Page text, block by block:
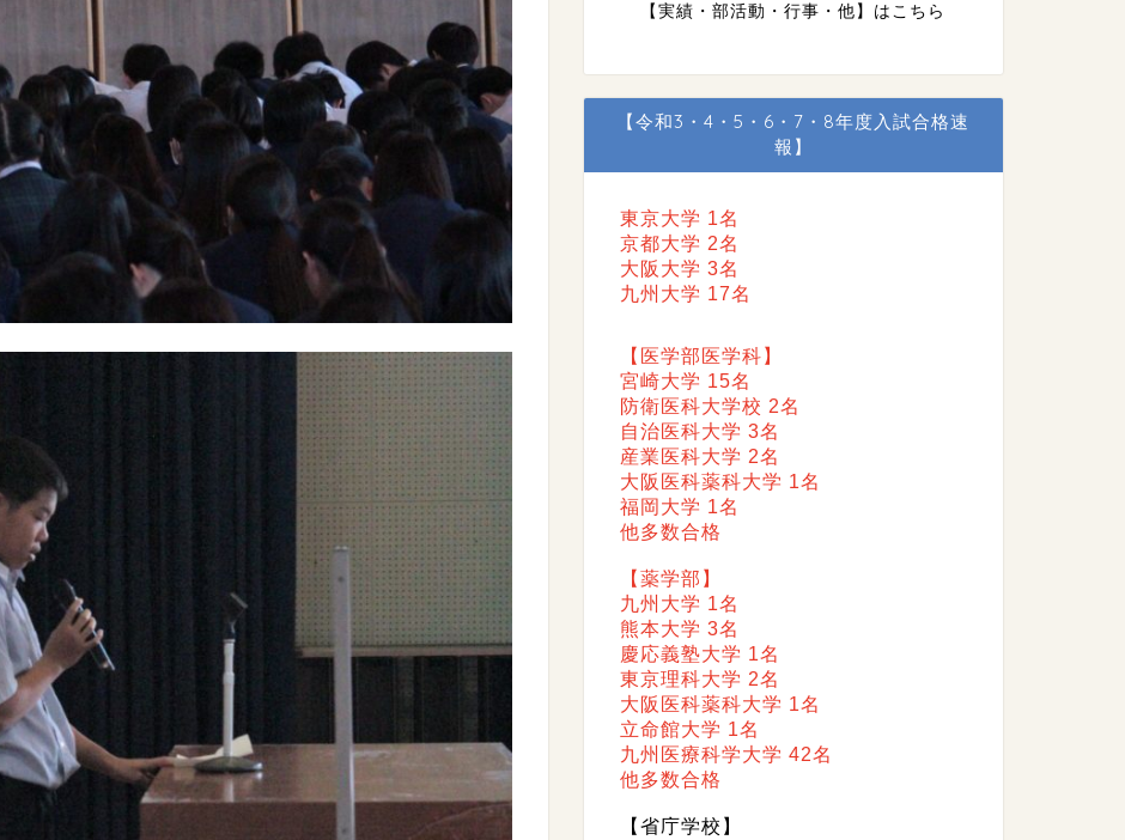
【実績・部活動・行事・他】はこちら
【令和3・4・5・6・7・8年度入試合格速
報】
東京大学 1名
京都大学 2名
大阪大学 3名
九州大学 17名
【医学部医学科】
宮崎大学 15名
防衛医科大学校 2名
自治医科大学 3名
産業医科大学 2名
大阪医科薬科大学 1名
福岡大学 1名
他多数合格
【薬学部】
九州大学 1名
熊本大学 3名
慶応義塾大学 1名
東京理科大学 2名
大阪医科薬科大学 1名
立命館大学 1名
九州医療科学大学 42名
他多数合格
【省庁学校】